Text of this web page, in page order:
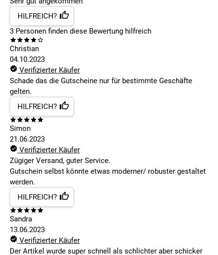
HILFREICH?
3 Personen finden diese Bewertung hilfreich
Christian
04.10.2023
Verifizierter Käufer
Schade das die Gutscheine nur für bestimmte Geschäfte
gelten.
HILFREICH?
Simon
21.06.2023
Verifizierter Käufer
Zügiger Versand, guter Service.
Gutschein selbst könnte etwas moderner/ robuster gestaltet
werden.
HILFREICH?
Sandra
13.06.2023
Verifizierter Käufer
Der Artikel wurde super schnell als schlichter aber schicker